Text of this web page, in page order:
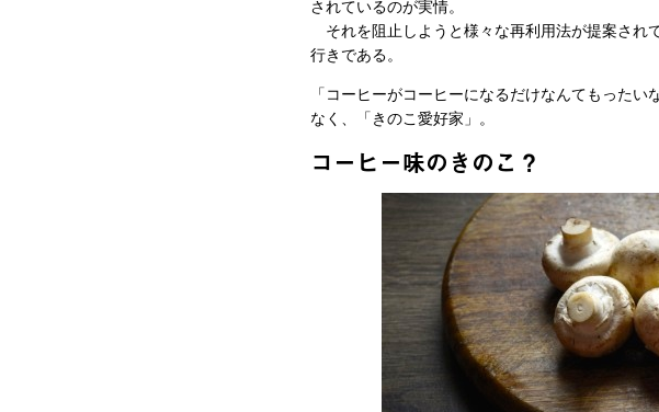
されているのが実情。
それを阻止しようと様々な再利用法が提案され
行きである。
「コーヒーがコーヒーになるだけなんてもった
なく、「きのこ愛好家」。
コーヒー味のきのこ？